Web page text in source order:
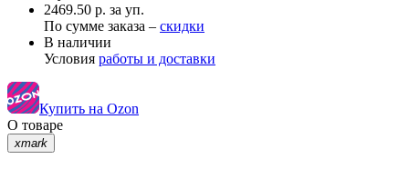
2469.50 р. за уп.
По сумме заказа – скидки
В наличии
Условия работы и доставки
Купить на Ozon
О товаре
xmark